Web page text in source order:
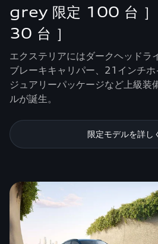
grey 限定 100 台
30 台 ］
エクステリアにはダークヘッドラ
ブレーキキャリパー、21インチ
ジュアリーパッケージなど上級装
ルが誕生。
限定モデルを詳し